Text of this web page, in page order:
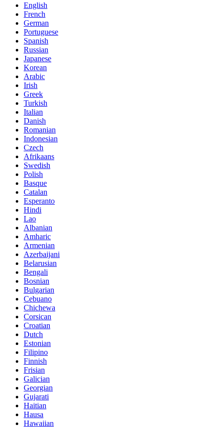
English
French
German
Portuguese
Spanish
Russian
Japanese
Korean
Arabic
Irish
Greek
Turkish
Italian
Danish
Romanian
Indonesian
Czech
Afrikaans
Swedish
Polish
Basque
Catalan
Esperanto
Hindi
Lao
Albanian
Amharic
Armenian
Azerbaijani
Belarusian
Bengali
Bosnian
Bulgarian
Cebuano
Chichewa
Corsican
Croatian
Dutch
Estonian
Filipino
Finnish
Frisian
Galician
Georgian
Gujarati
Haitian
Hausa
Hawaiian